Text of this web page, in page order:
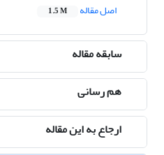
اصل مقاله
1.5 M
سابقه مقاله
هم رسانی
ارجاع به این مقاله